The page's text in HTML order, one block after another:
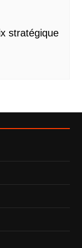
stratégique